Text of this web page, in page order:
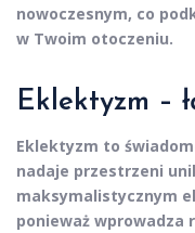
nowoczesnym, co
w Twoim otoczeniu.
Eklektyzm –
Eklektyzm to
nadaje przestrzeni
maksymalistycznym
ponieważ wprowadza